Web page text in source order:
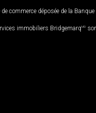
commerce déposée de la
immobiliers BridgemarqMD